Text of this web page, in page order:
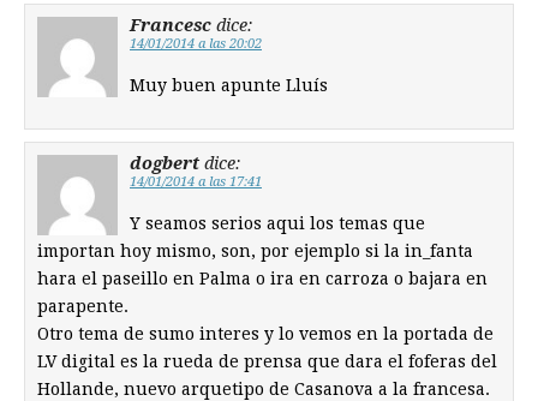
Francesc dice:
14/01/2014 a las 20:02
Muy buen apunte Lluís
dogbert dice:
14/01/2014 a las 17:41
Y seamos serios aqui los temas que
importan hoy mismo, son, por ejemplo si la in_fanta
hara el paseillo en Palma o ira en carroza o bajara en
parapente.
Otro tema de sumo interes y lo vemos en la portada de
LV digital es la rueda de prensa que dara el foferas del
Hollande, nuevo arquetipo de Casanova a la francesa.